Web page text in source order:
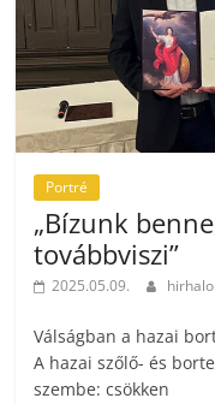
Portré
„Bízunk
továbbviszi”
2025.05.09.
Válságban a hazai
A hazai szőlő- és
szembe: csökken